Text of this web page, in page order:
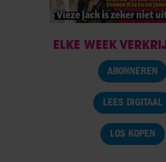
ELKE WEEK
ABONNEREN
LEES DIGITAAL
LOS KOPEN